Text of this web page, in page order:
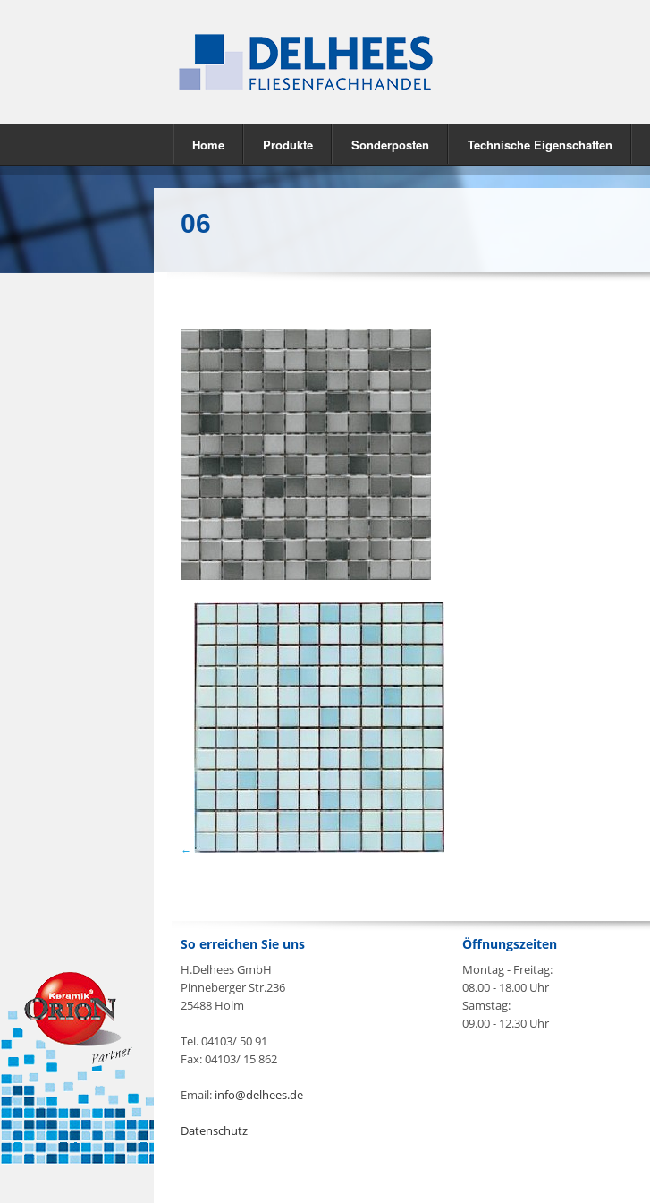
Home Produkte Sonderposten Technische Eigenschaften
06
So erreichen Sie uns
H.Delhees GmbH
Pinneberger Str.236
25488 Holm
Tel. 04103/ 50 91
Fax: 04103/ 15 862
Email: info@delhees.de
Datenschutz
Öffnungszeiten
Montag - Freitag:
08.00 - 18.00 Uhr
Samstag:
09.00 - 12.30 Uhr